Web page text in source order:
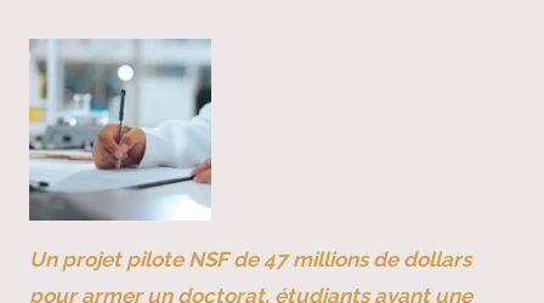
Un projet pilote NSF de 47 millions de dollars
pour armer un doctorat. étudiants ayant une